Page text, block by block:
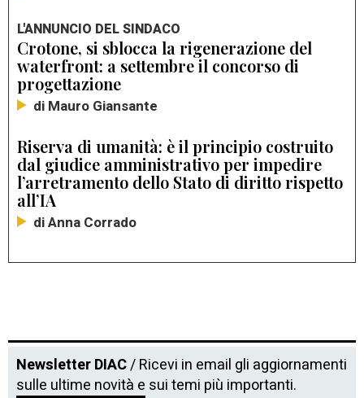
L'ANNUNCIO DEL SINDACO
Crotone, si sblocca la rigenerazione del
waterfront: a settembre il concorso di
progettazione
di Mauro Giansante
Riserva di umanità: è il principio costruito
dal giudice amministrativo per impedire
l’arretramento dello Stato di diritto rispetto
all’IA
di Anna Corrado
Newsletter DIAC/ Ricevi in email gli aggiornamenti
sulle ultime novità e sui temi più importanti.